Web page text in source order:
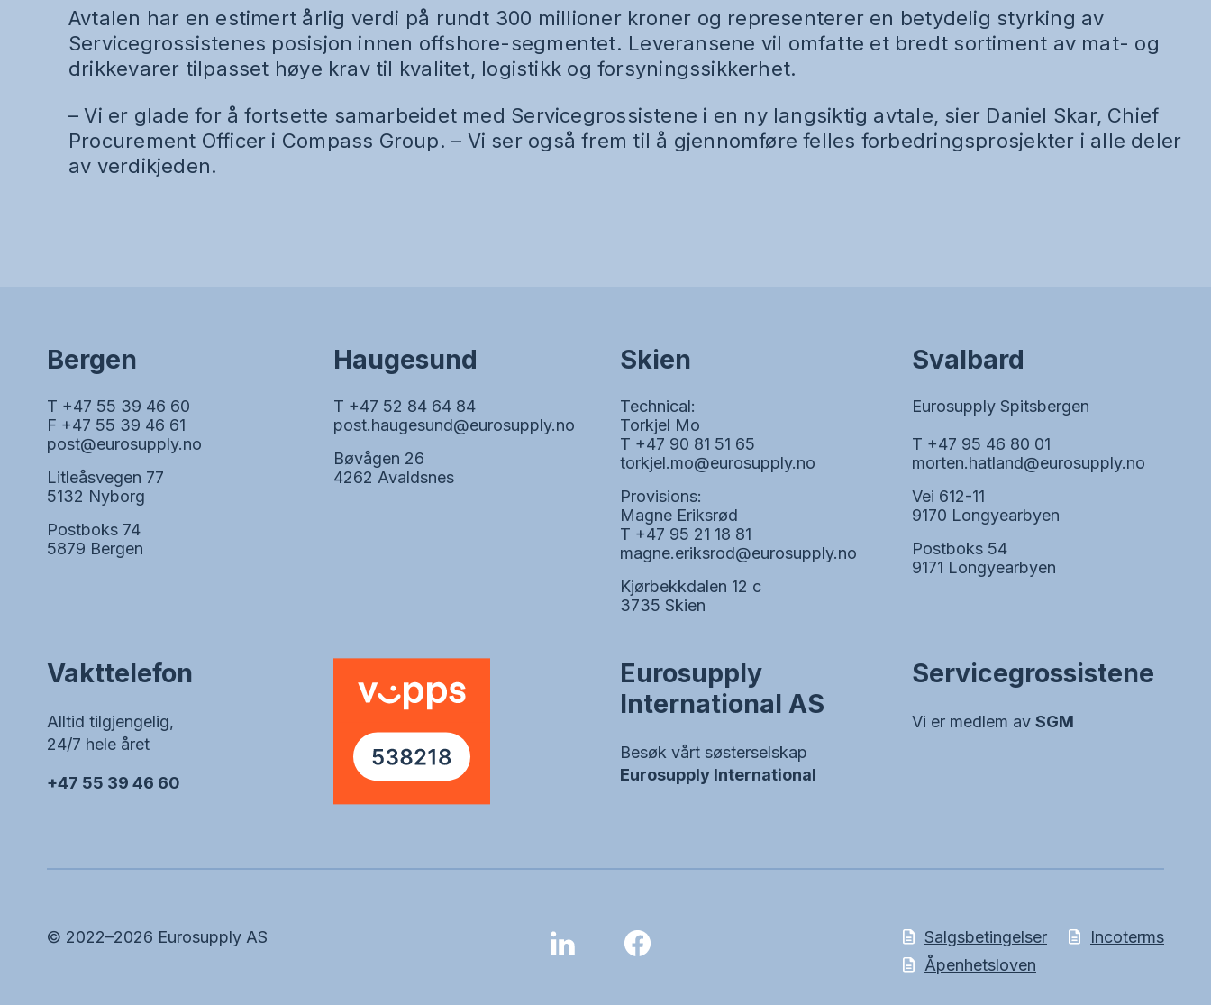
Avtalen har en estimert årlig verdi på rundt 300 millioner kroner og representerer en betydelig styrking av
Servicegrossistenes posisjon innen offshore-segmentet. Leveransene vil omfatte et bredt sortiment av mat- og
drikkevarer tilpasset høye krav til kvalitet, logistikk og forsyningssikkerhet.
– Vi er glade for å fortsette samarbeidet med Servicegrossistene i en ny langsiktig avtale, sier Daniel Skar, Chief
Procurement Officer i Compass Group. – Vi ser også frem til å gjennomføre felles forbedringsprosjekter i alle deler
av verdikjeden.
Bergen
T +47 55 39 46 60
F +47 55 39 46 61
post@eurosupply.no
Litleåsvegen 77
5132 Nyborg
Postboks 74
5879 Bergen
Haugesund
T +47 52 84 64 84
post.haugesund@eurosupply.no
Bøvågen 26
4262 Avaldsnes
Skien
Technical:
Torkjel Mo
T +47 90 81 51 65
torkjel.mo@eurosupply.no
Provisions:
Magne Eriksrød
T +47 95 21 18 81
magne.eriksrod@eurosupply.no
Kjørbekkdalen 12 c
3735 Skien
Svalbard
Eurosupply Spitsbergen
T +47 95 46 80 01
morten.hatland@eurosupply.no
Vei 612-11
9170 Longyearbyen
Postboks 54
9171 Longyearbyen
Vakttelefon
Alltid tilgjengelig,
24/7 hele året
+47 55 39 46 60
Eurosupply
International AS
Besøk vårt søsterselskap
Eurosupply International
Servicegrossistene
Vi er medlem av SGM
© 2022–2026 Eurosupply AS Salgsbetingelser
Incoterms
Åpenhetsloven